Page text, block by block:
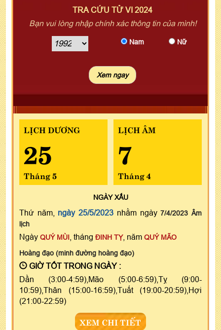
TRA CỨU TỬ VI 2024
Bạn vui lòng nhập chính xác thông tin của mình!
Nam Nữ
LỊCH DƯƠNG
25
Tháng 5
LỊCH ÂM
7
Tháng 4
NGÀYXẤU
Thứ năm, ngày 25/5/2023 nhằm ngày7/4/2023 Âm
lịch
Ngày QUÝ MÙI , tháng ĐINH TỴ, năm QUÝ MÃO
Hoàng đạo (minh đường hoàng đạo)
GIỜ TỐT TRONG NGÀY :
Dần (3:00-4:59),Mão (5:00-6:59),Tỵ (9:00-
10:59),Thân (15:00-16:59),Tuất (19:00-20:59),Hợi
(21:00-22:59)
XEM CHI TIẾT